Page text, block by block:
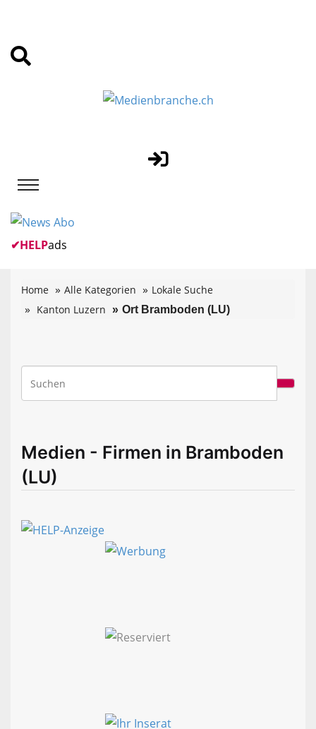
✔HELPads
Home Alle Kategorien
Lokale Suche
Kanton Luzern
Ort Bramboden (LU)
Medien - Firmen in Bramboden
(LU)